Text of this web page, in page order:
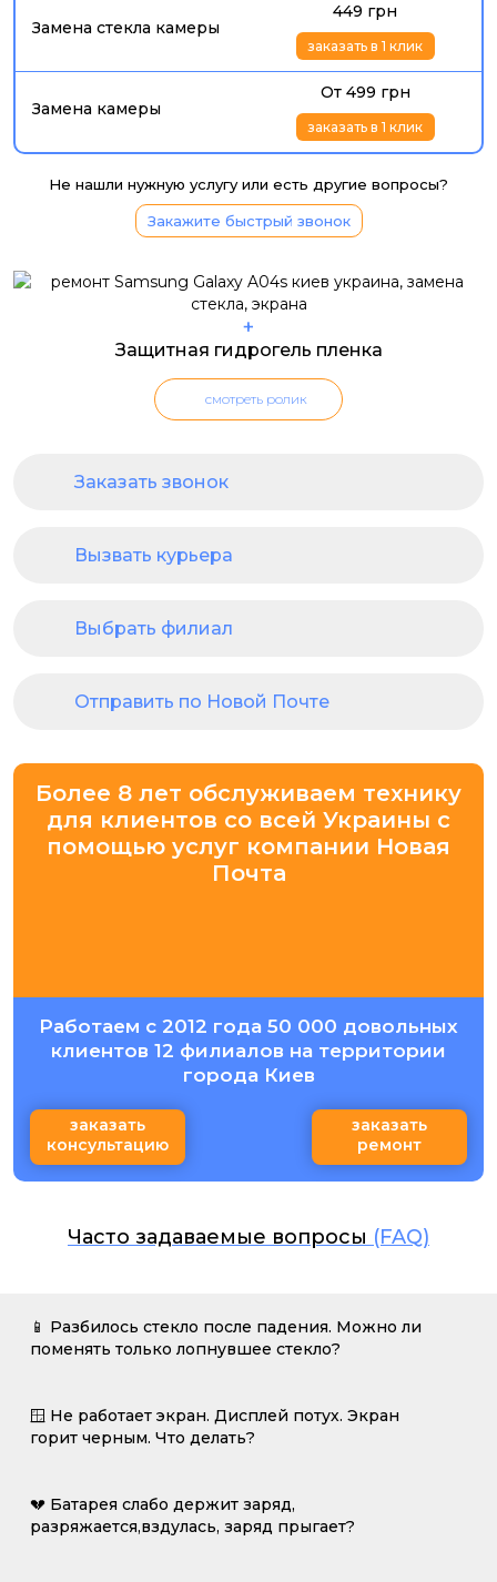
Замена стекла камеры
449 грн
заказать в 1 клик
Замена камеры
От 499 грн
заказать в 1 клик
Не нашли нужную услугу или есть другие вопросы?
Закажите быстрый звонок
+
Защитная гидрогель пленка
смотреть ролик
Заказать звонок
Вызвать курьера
Выбрать филиал
Отправить по Новой Почте
Более 8 лет обслуживаем технику
для клиентов со всей Украины с
помощью услуг компании Новая
Почта
Работаем с 2012 года 50 000 довольных
клиентов 12 филиалов на территории
города Киев
заказать
консультацию
заказать
ремонт
Часто задаваемые вопросы (FAQ)
📱 Разбилось стекло после падения. Можно ли
поменять только лопнувшее стекло?
🪟 Не работает экран. Дисплей потух. Экран
горит черным. Что делать?
💔 Батарея слабо держит заряд,
разряжается,вздулась, заряд прыгает?